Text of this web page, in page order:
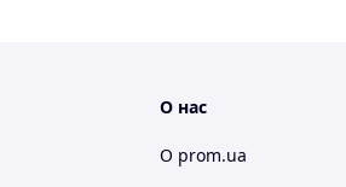
О нас
О prom.ua